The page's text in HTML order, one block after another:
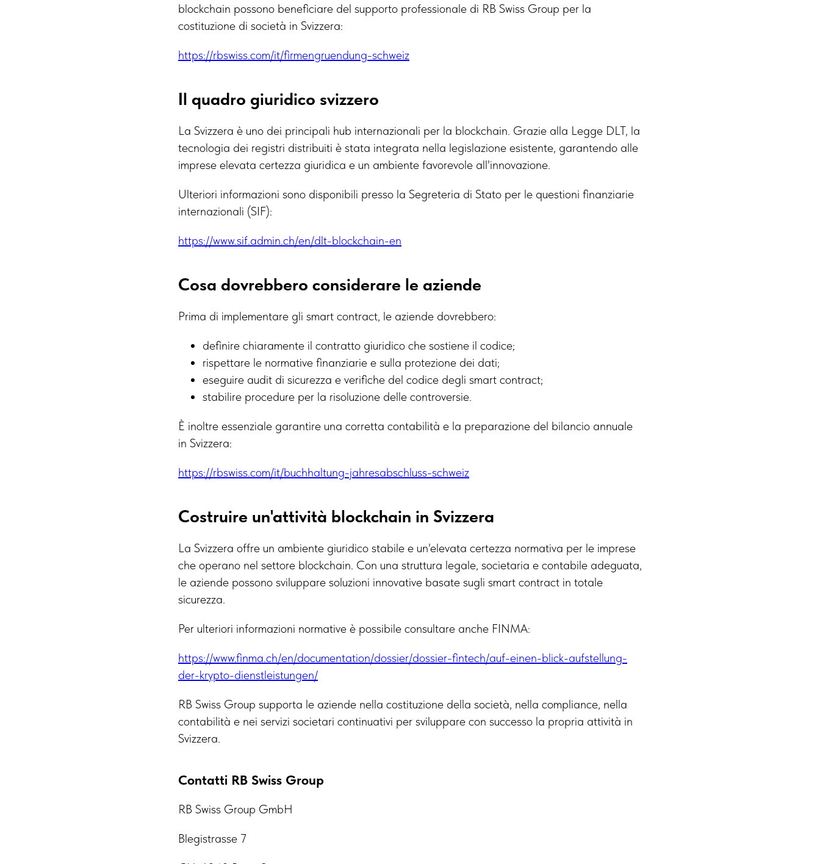
blockchain possono beneficiare del supporto professionale di RB Swiss Group per la
costituzione di società in Svizzera:
https://rbswiss.com/it/firmengruendung-schweiz
Il quadro giuridico svizzero
La Svizzera è uno dei principali hub internazionali per la blockchain. Grazie alla Legge DLT, la
tecnologia dei registri distribuiti è stata integrata nella legislazione esistente, garantendo alle
imprese elevata certezza giuridica e un ambiente favorevole all'innovazione.
Ulteriori informazioni sono disponibili presso la Segreteria di Stato per le questioni finanziarie
internazionali (SIF):
https://www.sif.admin.ch/en/dlt-blockchain-en
Cosa dovrebbero considerare le aziende
Prima di implementare gli smart contract, le aziende dovrebbero:
definire chiaramente il contratto giuridico che sostiene il codice;
rispettare le normative finanziarie e sulla protezione dei dati;
eseguire audit di sicurezza e verifiche del codice degli smart contract;
stabilire procedure per la risoluzione delle controversie.
È inoltre essenziale garantire una corretta contabilità e la preparazione del bilancio annuale
in Svizzera:
https://rbswiss.com/it/buchhaltung-jahresabschluss-schweiz
Costruire un'attività blockchain in Svizzera
La Svizzera offre un ambiente giuridico stabile e un'elevata certezza normativa per le imprese
che operano nel settore blockchain. Con una struttura legale, societaria e contabile adeguata,
le aziende possono sviluppare soluzioni innovative basate sugli smart contract in totale
sicurezza.
Per ulteriori informazioni normative è possibile consultare anche FINMA:
https://www.finma.ch/en/documentation/dossier/dossier-fintech/auf-einen-blick-aufstellung-
der-krypto-dienstleistungen/
RB Swiss Group supporta le aziende nella costituzione della società, nella compliance, nella
contabilità e nei servizi societari continuativi per sviluppare con successo la propria attività in
Svizzera.
Contatti RB Swiss Group
RB Swiss Group GmbH
Blegistrasse 7